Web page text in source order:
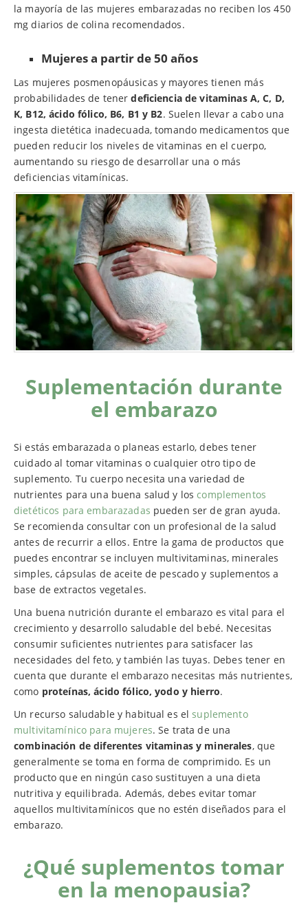
la mayoría de las mujeres embarazadas no reciben los 450
mg diarios de colina recomendados.
Mujeres a partir de 50 años
Las mujeres posmenopáusicas y mayores tienen más
probabilidades de tenerdeficiencia de vitaminas A, C, D,
K, B12, ácido fólico, B6, B1 y B2. Suelen llevar a cabo una
ingesta dietética inadecuada, tomando medicamentos que
pueden reducir los niveles de vitaminas en el cuerpo,
aumentando su riesgo de desarrollar una o más
deficiencias vitamínicas.
Suplementación durante
el embarazo
Si estás embarazada o planeas estarlo, debes tener
cuidado al tomar vitaminas o cualquier otro tipo de
suplemento. Tu cuerpo necesita una variedad de
nutrientes para una buena salud y los complementos
dietéticos para embarazadas pueden ser de gran ayuda.
Se recomienda consultar con un profesional de la salud
antes de recurrir a ellos. Entre la gama de productos que
puedes encontrar se incluyen multivitaminas, minerales
simples, cápsulas de aceite de pescado y suplementos a
base de extractos vegetales.
Una buena nutrición durante el embarazo es vital para el
crecimiento y desarrollo saludable del bebé. Necesitas
consumir suficientes nutrientes para satisfacer las
necesidades del feto, y también las tuyas. Debes tener en
cuenta que durante el embarazo necesitas más nutrientes,
como proteínas, ácido fólico, yodo y hierro.
Un recurso saludable y habitual es elsuplemento
multivitamínico para mujeres. Se trata de una
combinación de diferentes vitaminas y minerales, que
generalmente se toma en forma de comprimido. Es un
producto que en ningún caso sustituyen a una dieta
nutritiva y equilibrada. Además, debes evitar tomar
aquellos multivitamínicos que no estén diseñados para el
embarazo.
¿Qué suplementos tomar
en la menopausia?